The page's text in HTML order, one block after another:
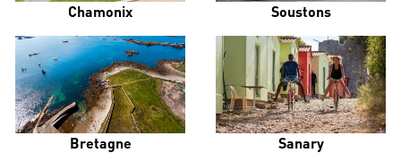
Chamonix Soustons
Bretagne Sanary